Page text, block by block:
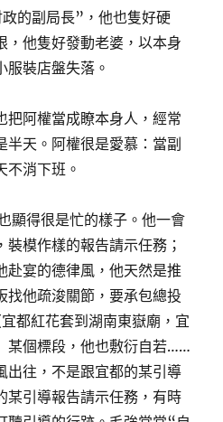
的副局長”，他也隻好硬
，他隻好發動老婆，以本身
服裝店盤失落。
把阿權當成瞭本身人，經常
天。阿權很是愛慕：當副
不消下班。
顯得很是忙的樣子。他一會
模作樣的報告請示任務；
赴宴的德律風，他天然是推
找他疏浚關節，要承包總投
都紅花套到湖南東嶽廟，宜
某個標段，他也敷衍自若……
出往，不是跟宜都的某引導
某引導報告請示任務，有時